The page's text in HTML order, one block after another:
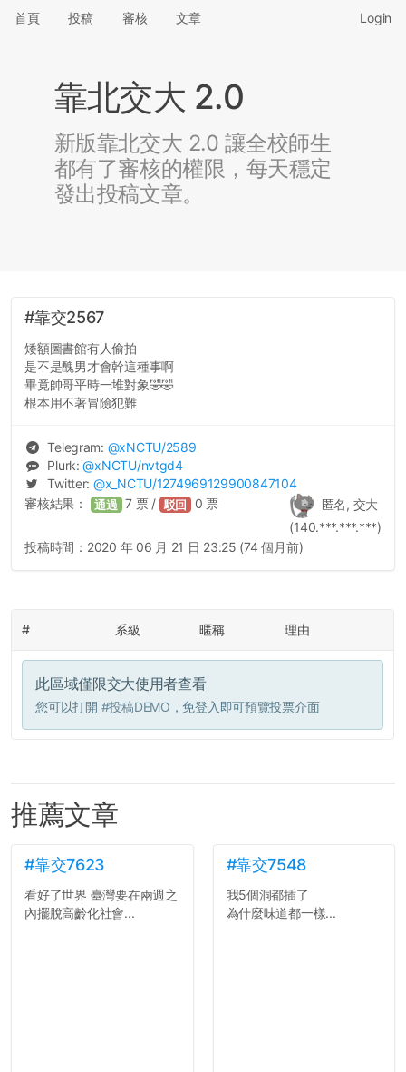
首頁 投稿 審核 文章 Login
靠北交大 2.0
新版靠北交大 2.0 讓全校師生
都有了審核的權限，每天穩定
發出投稿文章。
#靠交2567
矮額圖書館有人偷拍
是不是醜男才會幹這種事啊
畢竟帥哥平時一堆對象🤣🤣
根本用不著冒險犯難
Telegram: @xNCTU/2589
Plurk:@xNCTU/nvtgd4
Twitter: @x_NCTU/1274969129900847104
匿名, 交大
(140.***.***.***)
審核結果： 通過 7 票 / 駁回 0 票
投稿時間： 2020 年 06 月 21 日 23:25 (74 個月前)
# 系級 暱稱 理由
此區域僅限交大使用者查看
您可以打開 #投稿DEMO ，免登入即可預覽投票介面
推薦文章
#靠交7623
看好了世界 臺灣要在兩週之
內擺脫高齡化社會...
#靠交7548
我5個洞都插了
為什麼味道都一樣...